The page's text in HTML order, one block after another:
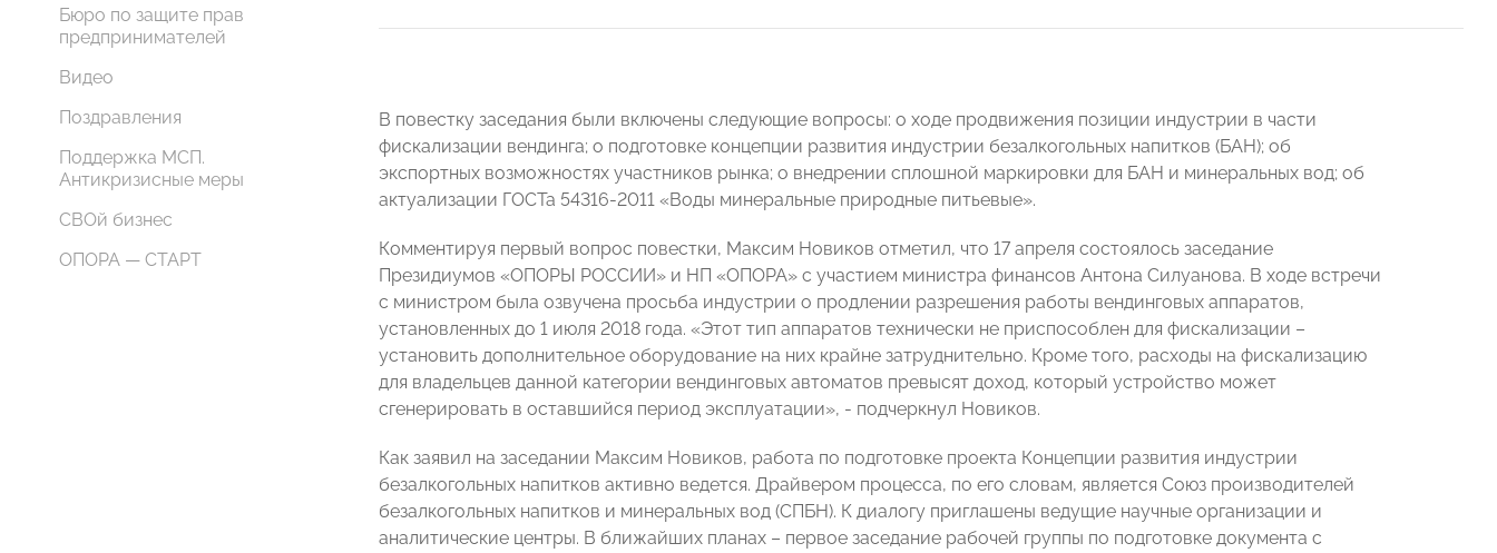
Бюро по защите прав
предпринимателей
Видео
Поздравления
Поддержка МСП.
Антикризисные меры
СВОй бизнес
ОПОРА — СТАРТ
В повестку заседания были включены следующие вопросы: о ходе продвижения позиции индустрии в части
фискализации вендинга; о подготовке концепции развития индустрии безалкогольных напитков (БАН); об
экспортных возможностях участников рынка; о внедрении сплошной маркировки для БАН и минеральных вод; об
актуализации ГОСТа 54316-2011 «Воды минеральные природные питьевые».
Комментируя первый вопрос повестки, Максим Новиков отметил, что 17 апреля состоялось заседание
Президиумов «ОПОРЫ РОССИИ» и НП «ОПОРА» с участием министра финансов Антона Силуанова. В ходе встречи
с министром была озвучена просьба индустрии о продлении разрешения работы вендинговых аппаратов,
установленных до 1 июля 2018 года. «Этот тип аппаратов технически не приспособлен для фискализации –
установить дополнительное оборудование на них крайне затруднительно. Кроме того, расходы на фискализацию
для владельцев данной категории вендинговых автоматов превысят доход, который устройство может
сгенерировать в оставшийся период эксплуатации», - подчеркнул Новиков.
Как заявил на заседании Максим Новиков, работа по подготовке проекта Концепции развития индустрии
безалкогольных напитков активно ведется. Драйвером процесса, по его словам, является Союз производителей
безалкогольных напитков и минеральных вод (СПБН). К диалогу приглашены ведущие научные организации и
аналитические центры. В ближайших планах – первое заседание рабочей группы по подготовке документа с